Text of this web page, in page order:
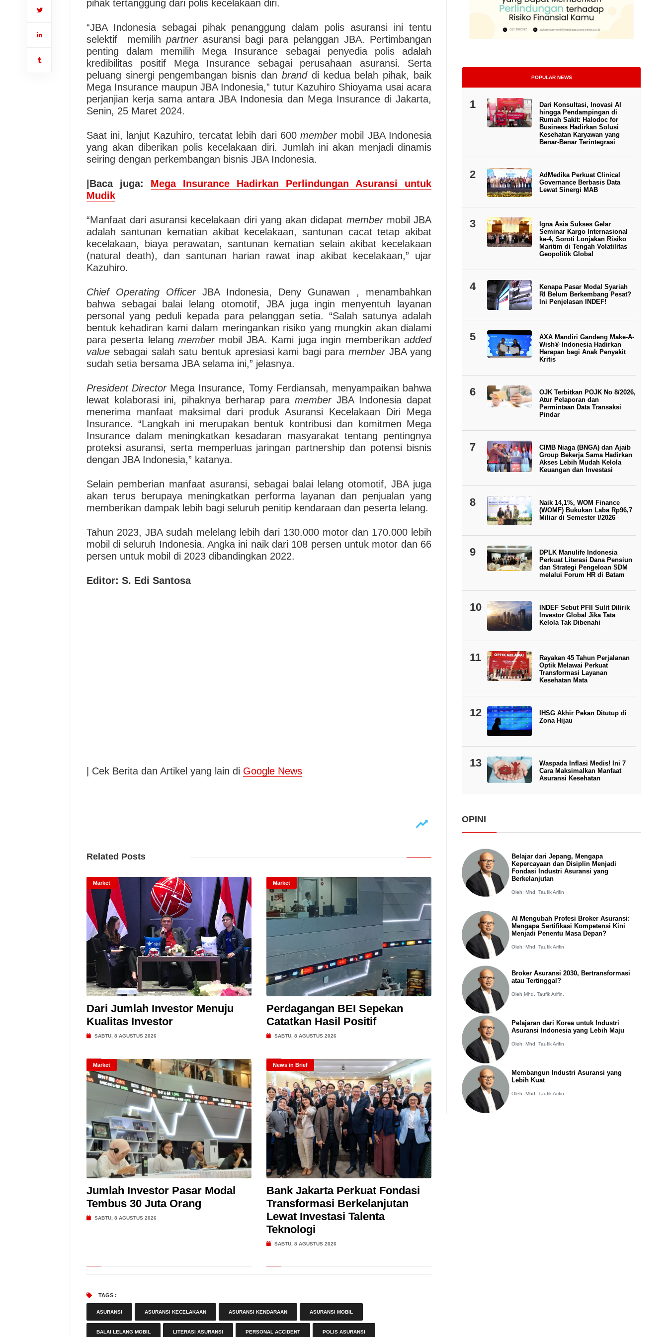
pihak tertanggung dari polis kecelakaan diri.
“JBA Indonesia sebagai pihak penanggung dalam polis asuransi ini tentu
selektif memilih partnerasuransi bagi para pelanggan JBA. Pertimbangan
penting dalam memilih Mega Insurance sebagai penyedia polis adalah
kredibilitas positif Mega Insurance sebagai perusahaan asuransi. Serta
peluang sinergi pengembangan bisnis dan branddi kedua belah pihak, baik
Mega Insurance maupun JBA Indonesia,” tutur Kazuhiro Shioyama usai acara
perjanjian kerja sama antara JBA Indonesia dan Mega Insurance di Jakarta,
Senin, 25 Maret 2024.
Saat ini, lanjut Kazuhiro, tercatat lebih dari 600membermobil JBA Indonesia
yang akan diberikan polis kecelakaan diri. Jumlah ini akan menjadi dinamis
seiring dengan perkembangan bisnis JBA Indonesia.
|Baca juga: Mega Insurance Hadirkan Perlindungan Asuransi untuk
Mudik
“Manfaat dari asuransi kecelakaan diri yang akan didapat membermobil JBA
adalah santunan kematian akibat kecelakaan, santunan cacat tetap akibat
kecelakaan, biaya perawatan, santunan kematian selain akibat kecelakaan
(natural death), dan santunan harian rawat inap akibat kecelakaan,” ujar
Kazuhiro.
Chief Operating Officer JBA Indonesia, Deny Gunawan , menambahkan
bahwa sebagai balai lelang otomotif, JBA juga ingin menyentuh layanan
personal yang peduli kepada para pelanggan setia. “Salah satunya adalah
bentuk kehadiran kami dalam meringankan risiko yang mungkin akan dialami
para peserta lelangmembermobil JBA. Kami juga ingin memberikanadded
valuesebagai salah satu bentuk apresiasi kami bagi para memberJBA yang
sudah setia bersama JBA selama ini,” jelasnya.
President DirectorMega Insurance, Tomy Ferdiansah, menyampaikan bahwa
lewat kolaborasi ini, pihaknya berharap paramemberJBA Indonesia dapat
menerima manfaat maksimal dari produk Asuransi Kecelakaan Diri Mega
Insurance. “Langkah ini merupakan bentuk kontribusi dan komitmen Mega
Insurance dalam meningkatkan kesadaran masyarakat tentang pentingnya
proteksi asuransi, serta memperluas jaringan partnership dan potensi bisnis
dengan JBA Indonesia,” katanya.
Selain pemberian manfaat asuransi, sebagai balai lelang otomotif, JBA juga
akan terus berupaya meningkatkan performa layanan dan penjualan yang
memberikan dampak lebih bagi seluruh penitip kendaraan dan peserta lelang.
Tahun 2023, JBA sudah melelang lebih dari 130.000 motor dan 170.000 lebih
mobil di seluruh Indonesia. Angka ini naik dari 108 persen untuk motor dan 66
persen untuk mobil di 2023 dibandingkan 2022.
Editor: S. Edi Santosa
| Cek Berita dan Artikel yang lain di Google News
Related Posts
Market
Dari Jumlah Investor Menuju
Kualitas Investor
SABTU, 8 AGUSTUS 2026
Market
Perdagangan BEI Sepekan
Catatkan Hasil Positif
SABTU, 8 AGUSTUS 2026
Market
Jumlah Investor Pasar Modal
Tembus 30 Juta Orang
SABTU, 8 AGUSTUS 2026
News in Brief
Bank Jakarta Perkuat Fondasi
Transformasi Berkelanjutan
Lewat Investasi Talenta
Teknologi
SABTU, 8 AGUSTUS 2026
TAGS :
ASURANSI ASURANSI KECELAKAAN ASURANSI KENDARAAN ASURANSI MOBIL
BALAI LELANG MOBIL LITERASI ASURANSI PERSONAL ACCIDENT POLIS ASURANSI
POPULAR NEWS
1
Dari Konsultasi, Inovasi AI
hingga Pendampingan di
Rumah Sakit: Halodoc for
Business Hadirkan Solusi
Kesehatan Karyawan yang
Benar-Benar Terintegrasi
2
AdMedika Perkuat Clinical
Governance Berbasis Data
Lewat Sinergi MAB
3
Igna Asia Sukses Gelar
Seminar Kargo Internasional
ke-4, Soroti Lonjakan Risiko
Maritim di Tengah Volatilitas
Geopolitik Global
4
Kenapa Pasar Modal Syariah
RI Belum Berkembang Pesat?
Ini Penjelasan INDEF!
5
AXA Mandiri Gandeng Make-A-
Wish® Indonesia Hadirkan
Harapan bagi Anak Penyakit
Kritis
6
OJK Terbitkan POJK No 8/2026,
Atur Pelaporan dan
Permintaan Data Transaksi
Pindar
7
CIMB Niaga (BNGA) dan Ajaib
Group Bekerja Sama Hadirkan
Akses Lebih Mudah Kelola
Keuangan dan Investasi
8
Naik 14,1%, WOM Finance
(WOMF) Bukukan Laba Rp96,7
Miliar di Semester I/2026
9
DPLK Manulife Indonesia
Perkuat Literasi Dana Pensiun
dan Strategi Pengeloan SDM
melalui Forum HR di Batam
10
INDEF Sebut PFII Sulit Dilirik
Investor Global Jika Tata
Kelola Tak Dibenahi
11
Rayakan 45 Tahun Perjalanan
Optik Melawai Perkuat
Transformasi Layanan
Kesehatan Mata
12
IHSG Akhir Pekan Ditutup di
Zona Hijau
13
Waspada Inflasi Medis! Ini 7
Cara Maksimalkan Manfaat
Asuransi Kesehatan
OPINI
Belajar dari Jepang, Mengapa
Kepercayaan dan Disiplin Menjadi
Fondasi Industri Asuransi yang
Berkelanjutan
Oleh: Mhd. Taufik Arifin
AI Mengubah Profesi Broker Asuransi:
Mengapa Sertifikasi Kompetensi Kini
Menjadi Penentu Masa Depan?
Oleh: Mhd. Taufik Arifin
Broker Asuransi 2030, Bertransformasi
atau Tertinggal?
Oleh Mhd. Taufik Arifin,
Pelajaran dari Korea untuk Industri
Asuransi Indonesia yang Lebih Maju
Oleh: Mhd. Taufik Arifin
Membangun Industri Asuransi yang
Lebih Kuat
Oleh: Mhd. Taufik Arifin